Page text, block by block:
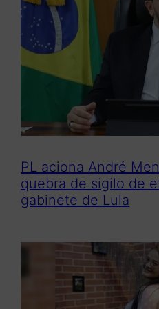
r
PL aciona André
quebra de sigilo de
gabinete de Lula